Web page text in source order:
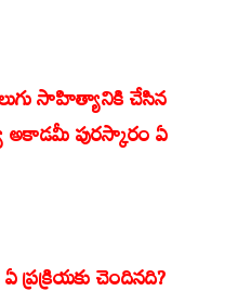
సాహిత్యానికి చేసిన
అకాడమీ పురస్కారం ఏ
ప్రక్రియకు చెందినది?